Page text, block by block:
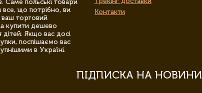
Саме польські товари
все, що потрібно, ви
ваш торговий
купити дешево
дітей. Якщо вас досі
поспішаємо вас
в Україні.
Контакти
ПІДПИСКА НА НОВИНИ